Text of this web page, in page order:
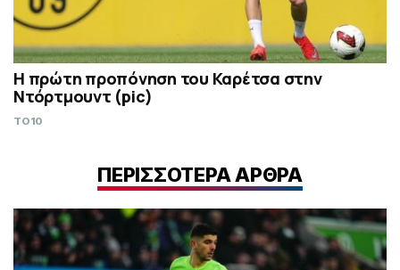
Η πρώτη προπόνηση του Καρέτσα στην
Ντόρτμουντ (pic)
TO10
ΠΕΡΙΣΣΟΤΕΡΑ ΑΡΘΡΑ